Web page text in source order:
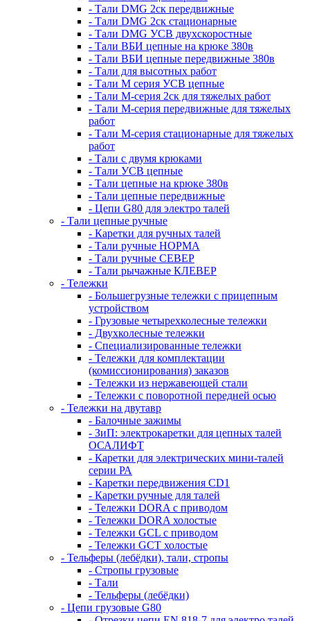
- Тали DMG 2ск передвижные
- Тали DMG 2ск стационарные
- Тали DMG УСВ двухскоростные
- Тали ВБИ цепные на крюке 380в
- Тали ВБИ цепные передвижные 380в
- Тали для высотных работ
- Тали М серия УСВ цепные
- Тали М-серия 2ск для тяжелых работ
- Тали М-серия передвижные для тяжелых
работ
- Тали М-серия стационарные для тяжелых
работ
- Тали с двумя крюками
- Тали УСВ цепные
- Тали цепные на крюке 380в
- Тали цепные передвижные
- Цепи G80 для электро талей
- Тали цепные ручные
- Каретки для ручных талей
- Тали ручные НОРМА
- Тали ручные СЕВЕР
- Тали рычажные КЛЕВЕР
- Тележки
- Большегрузные тележки с прицепным
устройством
- Грузовые четырехколесные тележки
- Двухколесные тележки
- Специализированные тележки
- Тележки для комплектации
(комиссионирования) заказов
- Тележки из нержавеющей стали
- Тележки с поворотной передней осью
- Тележки на двутавр
- Балочные зажимы
- ЗиП: электрокаретки для цепных талей
ОСАЛИФТ
- Каретки для электрических мини-талей
серии РА
- Каретки передвижения CD1
- Каретки ручные для талей
- Тележки DORA с приводом
- Тележки DORA холостые
- Тележки GCL с приводом
- Тележки GCT холостые
- Тельферы (лебёдки), тали, стропы
- Стропы грузовые
- Тали
- Тельферы (лебёдки)
- Цепи грузовые G80